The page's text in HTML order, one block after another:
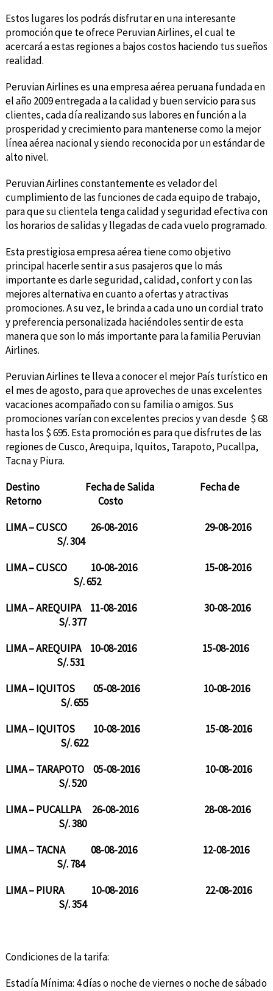
Estos lugares los podrás disfrutar en una interesante
promoción que te ofrece Peruvian Airlines, el cual te
acercará a estas regiones a bajos costos haciendo tus sueños
realidad.
Peruvian Airlines es una empresa aérea peruana fundada en
el año 2009 entregada a la calidad y buen servicio para sus
clientes, cada día realizando sus labores en función a la
prosperidad y crecimiento para mantenerse como la mejor
línea aérea nacional y siendo reconocida por un estándar de
alto nivel.
Peruvian Airlines constantemente es velador del
cumplimiento de las funciones de cada equipo de trabajo,
para que su clientela tenga calidad y seguridad efectiva con
los horarios de salidas y llegadas de cada vuelo programado.
Esta prestigiosa empresa aérea tiene como objetivo
principal hacerle sentir a sus pasajeros que lo más
importante es darle seguridad, calidad, confort y con las
mejores alternativa en cuanto a ofertas y atractivas
promociones. A su vez, le brinda a cada uno un cordial trato
y preferencia personalizada haciéndoles sentir de esta
manera que son lo más importante para la familia Peruvian
Airlines.
Peruvian Airlines te lleva a conocer el mejor País turístico en
el mes de agosto, para que aproveches de unas excelentes
vacaciones acompañado con su familia o amigos. Sus
promociones varían con excelentes precios y van desde $ 68
hasta los $ 695. Esta promoción es para que disfrutes de las
regiones de Cusco, Arequipa, Iquitos, Tarapoto, Pucallpa,
Tacna y Piura.
Destino Fecha de Salida Fecha de
Retorno Costo
LIMA – CUSCO 26-08-2016 29-08-2016
S/. 304
LIMA – CUSCO 10-08-2016 15-08-2016
S/. 652
LIMA – AREQUIPA 11-08-2016 30-08-2016
S/. 377
LIMA – AREQUIPA 10-08-2016 15-08-2016
S/. 531
LIMA – IQUITOS 05-08-2016 10-08-2016
S/. 655
LIMA – IQUITOS 10-08-2016 15-08-2016
S/. 622
LIMA – TARAPOTO 05-08-2016 10-08-2016
S/. 520
LIMA – PUCALLPA 26-08-2016 28-08-2016
S/. 380
LIMA – TACNA 08-08-2016 12-08-2016
S/. 784
LIMA – PIURA 10-08-2016 22-08-2016
S/. 354
Condiciones de la tarifa:
Estadía Mínima: 4 días o noche de viernes o noche de sábado